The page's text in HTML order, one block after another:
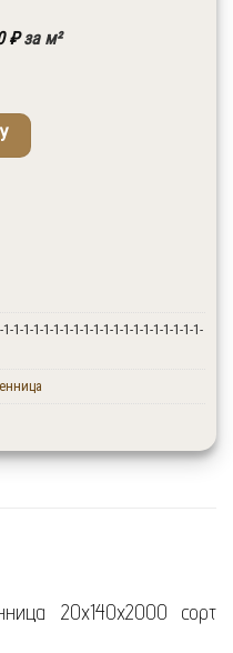
₽за м²
лиственница 20x140x2000
1-1-1-1-1-1-1-1-1-1-1-1-1-1-1-1-1-1-1-
20x140x2000 сорт